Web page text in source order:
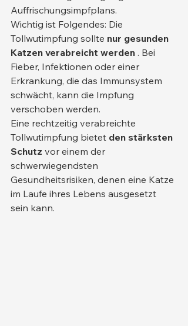
Auffrischungsimpfplans.
Wichtig ist Folgendes: Die
Tollwutimpfung sollte nur gesunden
Katzen verabreicht werden . Bei
Fieber, Infektionen oder einer
Erkrankung, die das Immunsystem
schwächt, kann die Impfung
verschoben werden.
Eine rechtzeitig verabreichte
Tollwutimpfung bietet den stärksten
Schutz vor einem der
schwerwiegendsten
Gesundheitsrisiken, denen eine Katze
im Laufe ihres Lebens ausgesetzt
sein kann.